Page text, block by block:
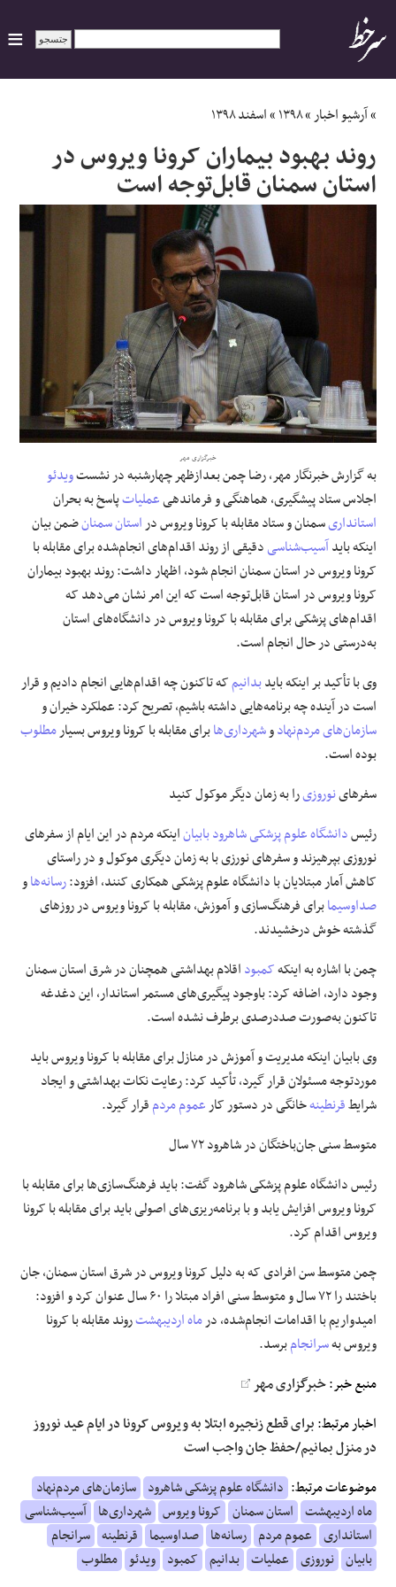
ایران
سیاسی
اقتصاد
حوادث
علوم و فن آوری
فرهنگی و هنری
مقالات
»آرشیو اخبار»۱۳۹۸»اسفند ۱۳۹۸
روند بهبود بیماران کرونا ویروس در
استان سمنان قابل‌توجه است
خبرگزاری مهر
به گزارش خبرنگار مهر، رضا چمن بعدازظهر چهارشنبه در نشستویدئو
اجلاس ستاد پیشگیری، هماهنگی و فرماندهیعملیاتپاسخ به بحران
استانداریسمنان و ستاد مقابله باکروناویروس دراستان سمنانضمن بیان
اینکه بایدآسیب‌شناسیدقیقی از روند اقدام‌های انجام‌شده برای مقابله با
کروناویروس در استان سمنان انجام شود، اظهار داشت: روند بهبود بیماران
کروناویروس در استان قابل‌توجه است که این امر نشان می‌دهد که
اقدام‌های پزشکی برای مقابله باکروناویروس در دانشگاه‌های استان
به‌درستی در حال انجام است.
وی با تأکید بر اینکه بایدبدانیمکه تاکنون چه اقدام‌هایی انجام دادیم و قرار
است در آینده چه برنامه‌هایی داشته باشیم، تصریح کرد: عملکرد خیران و
سازمان‌های مردم‌نهادوشهرداری‌هابرای مقابله باکروناویروس بسیارمطلوب
بوده است.
سفرهاینوروزیرا به زمان دیگر موکول کنید
رئیسدانشگاه علوم پزشکی شاهرودبابیاناینکه مردم در این ایام از سفرهای
نوروزی بپرهیزند و سفرهای نورزی با به زمان دیگری موکول و در راستای
کاهش آمار مبتلایان با دانشگاه علوم پزشکی همکاری کنند، افزود:رسانه‌هاو
صداوسیمابرای فرهنگ‌سازی و آموزش، مقابله باکروناویروس در روزهای
گذشته خوش درخشیدند.
چمن با اشاره به اینکهکمبوداقلام بهداشتی همچنان در شرق استان سمنان
وجود دارد، اضافه کرد: باوجود پیگیری‌های مستمر استاندار، این دغدغه
تاکنون به‌صورت صددرصدی برطرف نشده است.
وی بابیان اینکه مدیریت و آموزش در منازل برای مقابله باکروناویروس باید
موردتوجه مسئولان قرار گیرد، تأکید کرد: رعایت نکات بهداشتی و ایجاد
شرایطقرنطینهخانگی در دستور کارعموم مردمقرار گیرد.
متوسط سنی جان‌باختگان در شاهرود ۷۲ سال
رئیس دانشگاه علوم پزشکی شاهرود گفت: باید فرهنگ‌سازی‌ها برای مقابله با
کروناویروس افزایش یابد و با برنامه‌ریزی‌های اصولی باید برای مقابله باکرونا
ویروس اقدام کرد.
چمن متوسط سن افرادی که به دلیلکروناویروس در شرق استان سمنان، جان
باختند را ۷۲ سال و متوسط سنی افراد مبتلا را ۶۰ سال عنوان کرد و افزود:
امیدواریم با اقدامات انجام‌شده، درماه اردیبهشتروند مقابله باکرونا
ویروس بهسرانجامبرسد.
منبع خبر:خبرگزاری مهر
اخبار مرتبط:برای قطع زنجیره ابتلا به ویروس کرونا در ایام عید نوروز
در منزل بمانیم/حفظ جان واجب است
موضوعات مرتبط: دانشگاه علوم پزشکی شاهرود سازمان‌های مردم‌نهاد
ماه اردیبهشت استان سمنان کرونا ویروس شهرداری‌ها آسیب‌شناسی
استانداری عموم مردم رسانه‌ها صداوسیما قرنطینه سرانجام
بابیان نوروزی عملیات بدانیم کمبود ویدئو مطلوب